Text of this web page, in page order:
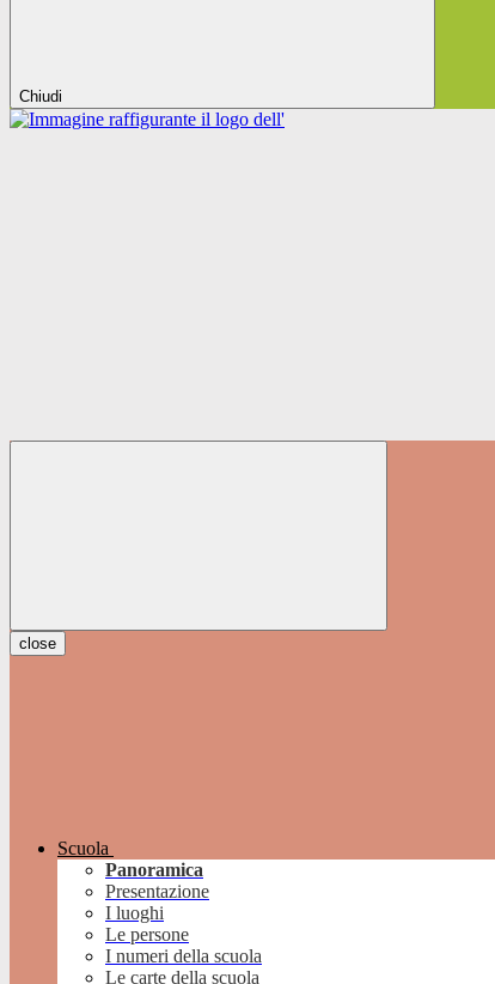
Chiudi
close
Scuola
Panoramica
Presentazione
I luoghi
Le persone
I numeri della scuola
Le carte della scuola